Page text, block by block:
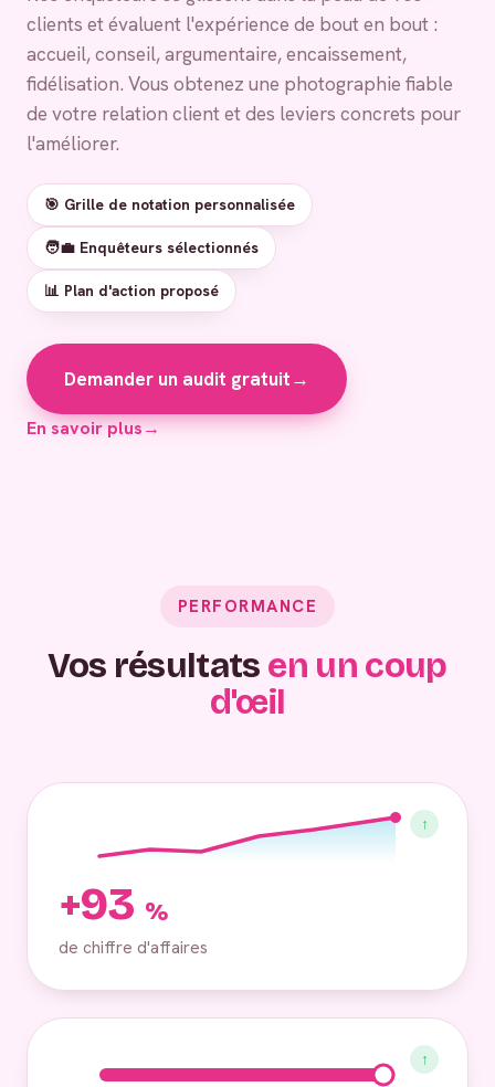
clients et évaluent l'expérience de bout en bout :
accueil, conseil, argumentaire, encaissement,
fidélisation. Vous obtenez une photographie fiable
de votre relation client et des leviers concrets pour
l'améliorer.
🎯 Grille de notation personnalisée
🧑‍💼 Enquêteurs sélectionnés
📊 Plan d'action proposé
Demander un audit gratuit→
En savoir plus→
PERFORMANCE
Vos résultats en un coup
d'œil
↑
+93 %
de chiffre d'affaires
↑